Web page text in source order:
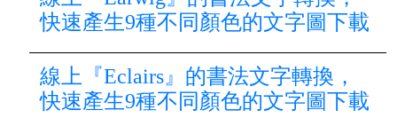
快速產生9種不同顏色的文字圖下載
線上『Eclairs』的書法文字轉換，
快速產生9種不同顏色的文字圖下載